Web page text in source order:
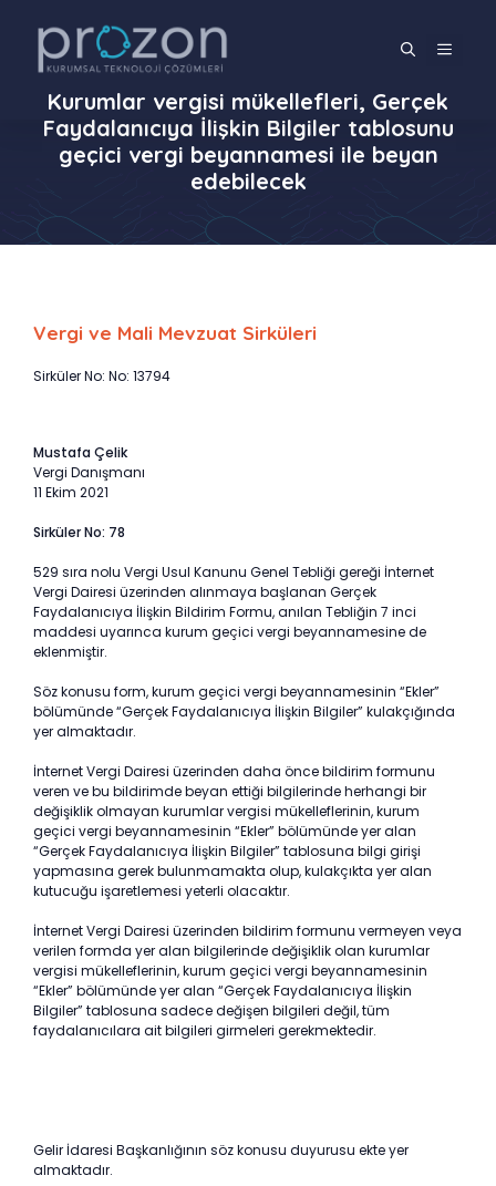
MENÜ
Kurumlar vergisi mükellefleri, Gerçek
Faydalanıcıya İlişkin Bilgiler tablosunu
geçici vergi beyannamesi ile beyan
edebilecek
Vergi ve Mali Mevzuat Sirküleri
Sirküler No: No: 13794
Mustafa Çelik
Vergi Danışmanı
11 Ekim 2021
Sirküler No: 78
529 sıra nolu Vergi Usul Kanunu Genel Tebliği gereği İnternet
Vergi Dairesi üzerinden alınmaya başlanan Gerçek
Faydalanıcıya İlişkin Bildirim Formu, anılan Tebliğin 7 inci
maddesi uyarınca kurum geçici vergi beyannamesine de
eklenmiştir.
Söz konusu form, kurum geçici vergi beyannamesinin “Ekler”
bölümünde “Gerçek Faydalanıcıya İlişkin Bilgiler” kulakçığında
yer almaktadır.
İnternet Vergi Dairesi üzerinden daha önce bildirim formunu
veren ve bu bildirimde beyan ettiği bilgilerinde herhangi bir
değişiklik olmayan kurumlar vergisi mükelleflerinin, kurum
geçici vergi beyannamesinin “Ekler” bölümünde yer alan
“Gerçek Faydalanıcıya İlişkin Bilgiler” tablosuna bilgi girişi
yapmasına gerek bulunmamakta olup, kulakçıkta yer alan
kutucuğu işaretlemesi yeterli olacaktır.
İnternet Vergi Dairesi üzerinden bildirim formunu vermeyen veya
verilen formda yer alan bilgilerinde değişiklik olan kurumlar
vergisi mükelleflerinin, kurum geçici vergi beyannamesinin
“Ekler” bölümünde yer alan “Gerçek Faydalanıcıya İlişkin
Bilgiler” tablosuna sadece değişen bilgileri değil, tüm
faydalanıcılara ait bilgileri girmeleri gerekmektedir.
Gelir İdaresi Başkanlığının söz konusu duyurusu ekte yer
almaktadır.